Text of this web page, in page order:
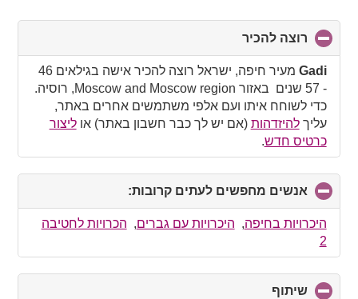
רוצה להכיר
to
collapse
contents
Gadi
מעיר חיפה, ישראל רוצה להכיר אישה בגילאים 46
- 57 שנים באזור Moscow and Moscow region, רוסיה.
כדי לשוחח איתו ועם אלפי משתמשים אחרים באתר,
עליךלהיזדהות (אם יש לך כבר חשבון באתר) אוליצור
כרטיס חדש.
אנשים מחפשים לעתים קרובות:
to
collapse
היכרויות בחיפה, היכרויות עם גברים, הכרויות לחטיבה
2
שיתוף